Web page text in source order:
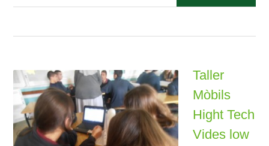
Taller
Mòbils
Hight Tech
Vides low